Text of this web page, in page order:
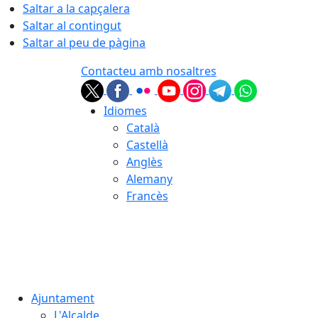
Saltar a la capçalera
Saltar al contingut
Saltar al peu de pàgina
Contacteu amb nosaltres
Idiomes
Català
Castellà
Anglès
Alemany
Francès
Ajuntament